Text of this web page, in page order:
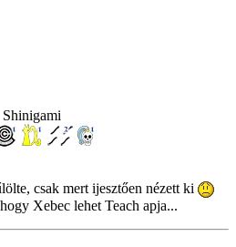
Shinigami
csak mert ijesztően nézett ki
Xebec lehet Teach apja...